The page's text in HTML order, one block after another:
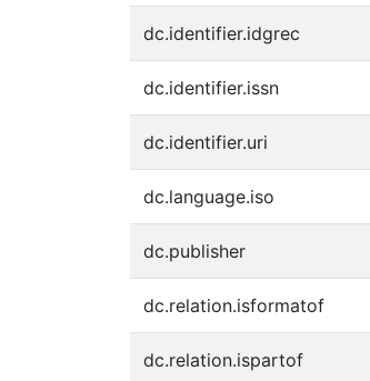
dc.identifier.idgrec
dc.identifier.issn
dc.identifier.uri
dc.language.iso
dc.publisher
dc.relation.isformatof
dc.relation.ispartof